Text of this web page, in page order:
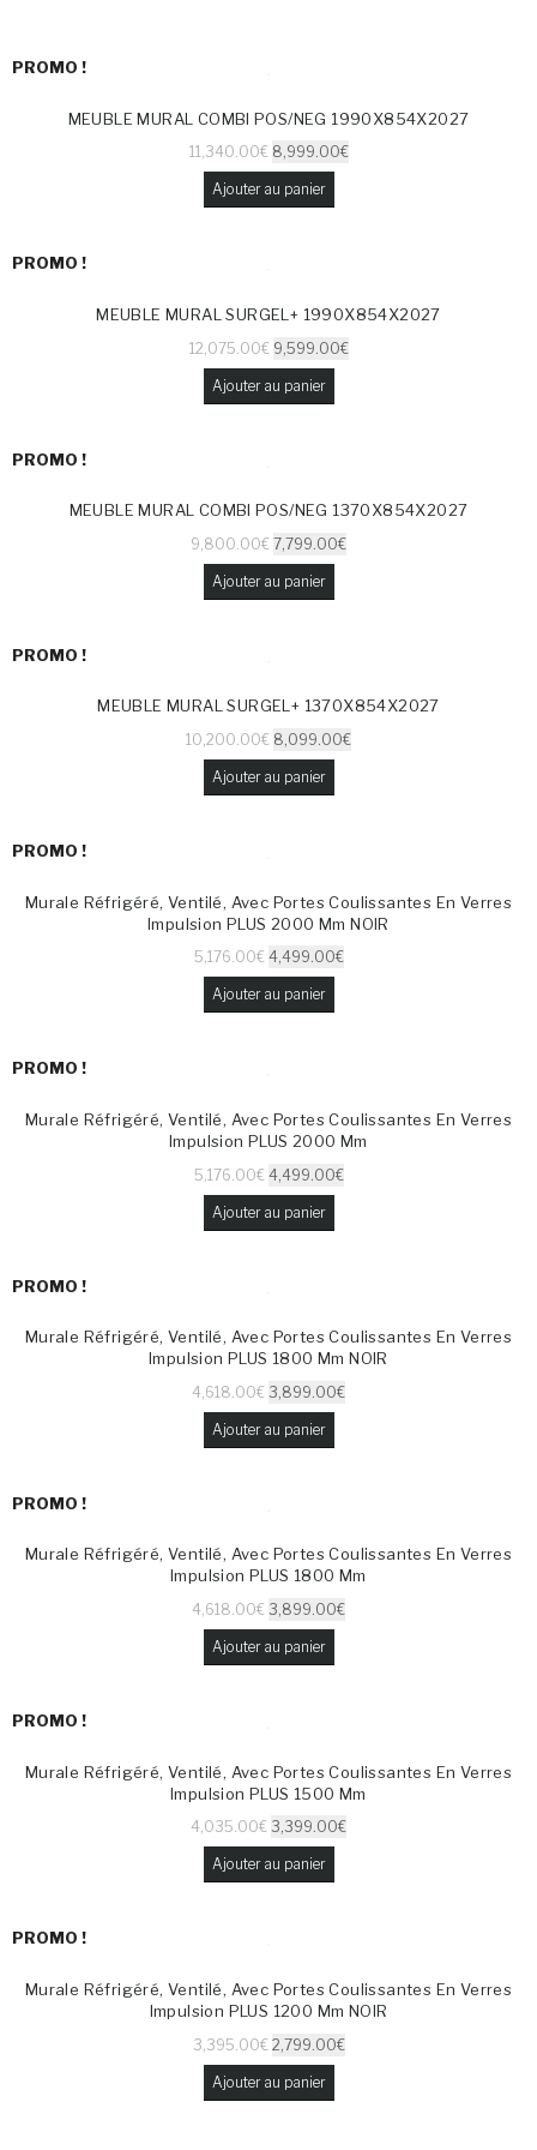
PROMO !
MEUBLE MURAL COMBI POS/NEG 1990X854X2027
11,340.00€ 8,999.00€
Ajouter au panier
PROMO !
MEUBLE MURAL SURGEL+ 1990X854X2027
12,075.00€ 9,599.00€
Ajouter au panier
PROMO !
MEUBLE MURAL COMBI POS/NEG 1370X854X2027
9,800.00€ 7,799.00€
Ajouter au panier
PROMO !
MEUBLE MURAL SURGEL+ 1370X854X2027
10,200.00€ 8,099.00€
Ajouter au panier
PROMO !
Murale Réfrigéré, Ventilé, Avec Portes Coulissantes En Verres
Impulsion PLUS 2000 Mm NOIR
5,176.00€ 4,499.00€
Ajouter au panier
PROMO !
Murale Réfrigéré, Ventilé, Avec Portes Coulissantes En Verres
Impulsion PLUS 2000 Mm
5,176.00€ 4,499.00€
Ajouter au panier
PROMO !
Murale Réfrigéré, Ventilé, Avec Portes Coulissantes En Verres
Impulsion PLUS 1800 Mm NOIR
4,618.00€ 3,899.00€
Ajouter au panier
PROMO !
Murale Réfrigéré, Ventilé, Avec Portes Coulissantes En Verres
Impulsion PLUS 1800 Mm
4,618.00€ 3,899.00€
Ajouter au panier
PROMO !
Murale Réfrigéré, Ventilé, Avec Portes Coulissantes En Verres
Impulsion PLUS 1500 Mm
4,035.00€ 3,399.00€
Ajouter au panier
PROMO !
Murale Réfrigéré, Ventilé, Avec Portes Coulissantes En Verres
Impulsion PLUS 1200 Mm NOIR
3,395.00€ 2,799.00€
Ajouter au panier